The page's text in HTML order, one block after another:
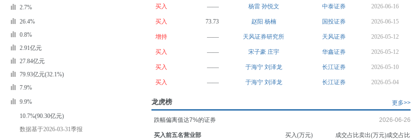
2.7%
26.4%
0.8%
2.91亿元
27.84亿元
79.93亿元(32.1%)
7.9%
9.9%
10.7%(90.30亿元)
数据基于2026-03-31季报
买入 —— 杨雷 孙悦文 中泰证券 2026-06-16
买入 73.73 赵阳 杨楠 国投证券 2026-06-15
增持 —— 天风证券研究所 天风证券 2026-05-12
买入 —— 宋子豪 庄宇 华鑫证券 2026-05-12
买入 —— 于海宁 刘泽龙 长江证券 2026-05-10
买入 —— 于海宁 刘泽龙 长江证券 2026-05-04
更多>>
龙虎榜
跌幅偏离值达7%的证券 2026-06-26
买入前五名营业部 买入(万元) 成交占比卖出(万元)成交占比